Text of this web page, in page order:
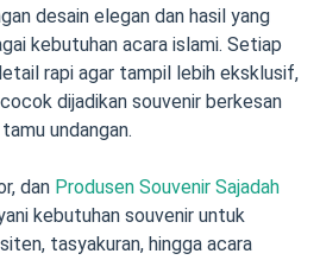
desain elegan dan hasil yang
kebutuhan acara islami. Setiap
rapi agar tampil lebih eksklusif,
dijadikan souvenir berkesan
undangan.
dan Produsen Souvenir Sajadah
kebutuhan souvenir untuk
tasyakuran, hingga acara